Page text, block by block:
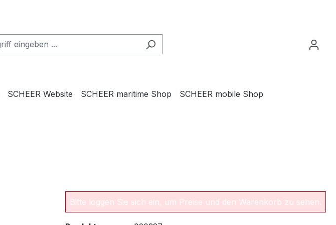
SCHEER Website SCHEER maritime Shop SCHEER mobile Shop
Bitte loggen Sie sich ein, um Preise und den Warenkorb zu sehen.